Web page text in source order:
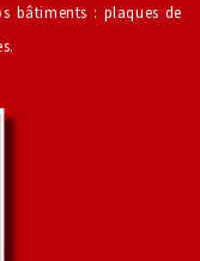
bâtiments : plaques de